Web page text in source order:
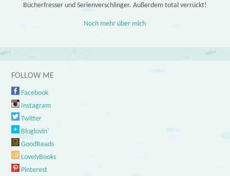
Bücherfresser und Serienverschlinger. Außerdem total verrückt!
Noch mehr über mich
FOLLOW ME
Facebook
Instagram
Twitter
Bloglovin'
GoodReads
LovelyBooks
Pinterest